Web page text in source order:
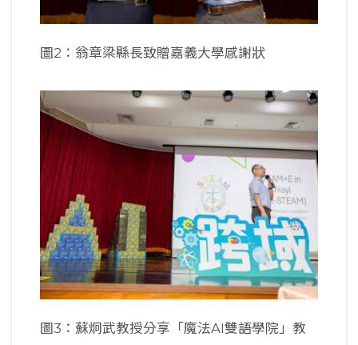
圖2：翁章梁縣長致贈嘉義大學感謝狀
圖3：蘇炯武教授分享「魔法AI雙語學院」教